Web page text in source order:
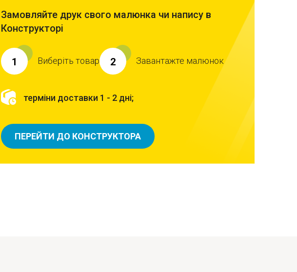
Замовляйте друк свого малюнка чи напису в
Конструкторі
1 Виберіть товар 2 Завантажте малюнок
терміни доставки 1 - 2 дні;
ПЕРЕЙТИ ДО КОНСТРУКТОРА